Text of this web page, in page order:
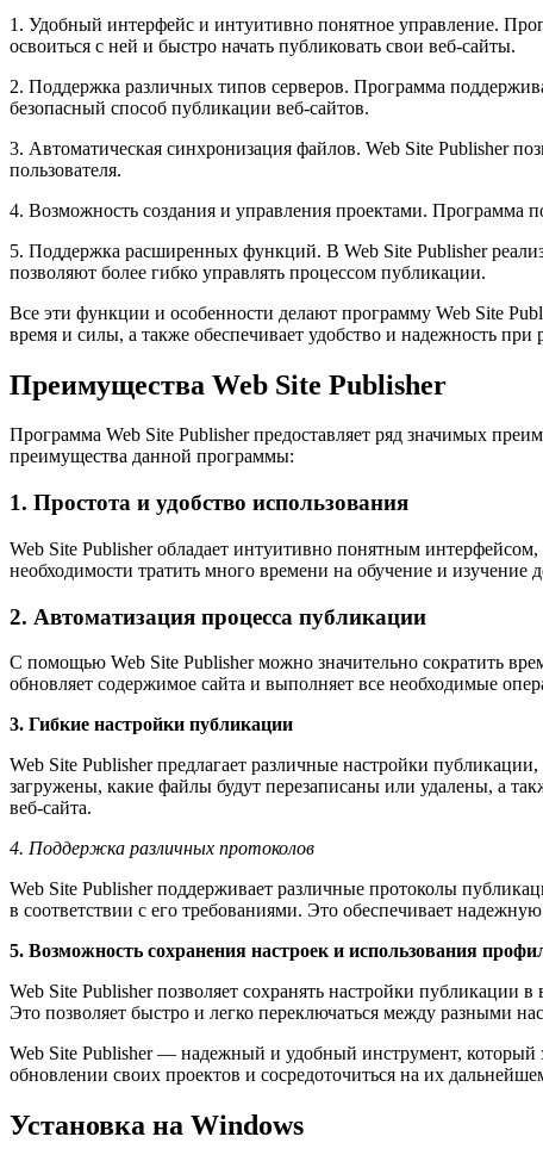
1. Удобный интерфейс и интуитивно понятное управление.
освоиться с ней и быстро начать публиковать свои веб-сайты.
2. Поддержка различных типов серверов. Программа
безопасный способ публикации веб-сайтов.
3. Автоматическая синхронизация файлов. Web Site Publisher
пользователя.
4. Возможность создания и управления проектами. Программа
5. Поддержка расширенных функций. В Web Site Publisher
позволяют более гибко управлять процессом публикации.
Все эти функции и особенности делают программу Web Site
время и силы, а также обеспечивает удобство и надежность при
Преимущества Web Site Publisher
Программа Web Site Publisher предоставляет ряд значимых
преимущества данной программы:
1. Простота и удобство использования
Web Site Publisher обладает интуитивно понятным
необходимости тратить много времени на обучение и
2. Автоматизация процесса публикации
С помощью Web Site Publisher можно значительно сократить
обновляет содержимое сайта и выполняет все необходимые
3. Гибкие настройки публикации
Web Site Publisher предлагает различные настройки
загружены, какие файлы будут перезаписаны или удалены, а
веб-сайта.
4. Поддержка различных протоколов
Web Site Publisher поддерживает различные протоколы
в соответствии с его требованиями. Это обеспечивает
5. Возможность сохранения настроек и использования
Web Site Publisher позволяет сохранять настройки
Это позволяет быстро и легко переключаться между разными
Web Site Publisher — надежный и удобный инструмент, который
обновлении своих проектов и сосредоточиться на их
Установка на Windows